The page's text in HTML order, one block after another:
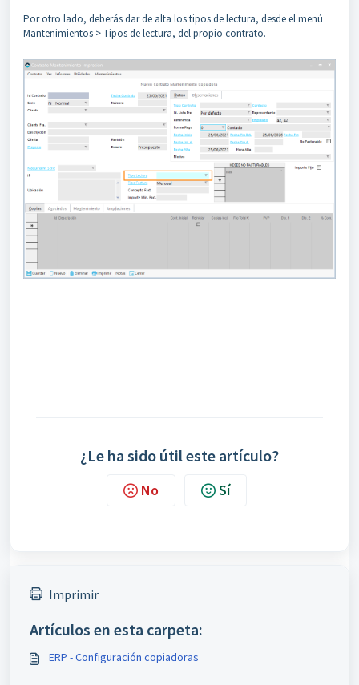
Por otro lado, deberás dar de alta los tipos de lectura, desde el menú
Mantenimientos > Tipos de lectura, del propio contrato.
¿Le ha sido útil este artículo?
No Sí
Imprimir
Artículos en esta carpeta:
ERP - Configuración copiadoras